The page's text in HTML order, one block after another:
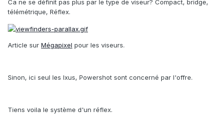
Ca ne se définit pas plus par le type de viseur? Compact, bridge,
télémétrique, Réflex.
Article sur Mégapixel pour les viseurs.
Sinon, ici seul les Ixus, Powershot sont concerné par l'offre.
Tiens voila le système d'un réflex.